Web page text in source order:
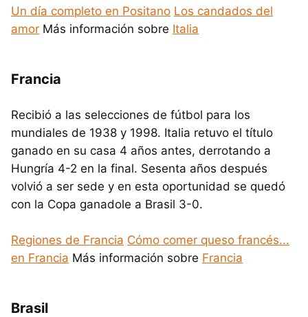
Un día completo en Positano Los candados del
amor Más información sobre Italia
Francia
Recibió a las selecciones de fútbol para los
mundiales de 1938 y 1998. Italia retuvo el título
ganado en su casa 4 años antes, derrotando a
Hungría 4-2 en la final. Sesenta años después
volvió a ser sede y en esta oportunidad se quedó
con la Copa ganadole a Brasil 3-0.
Regiones de Francia Cómo comer queso francés...
en Francia Más información sobre Francia
Brasil